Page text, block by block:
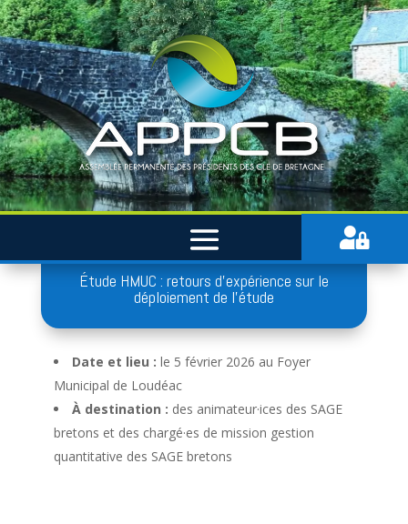

Étude HMUC : retours d’expérience sur le
déploiement de l’étude
Date et lieu : le 5 février 2026 au Foyer
Municipal de Loudéac
À destination : des animateur·ices des SAGE
bretons et des chargé·es de mission gestion
quantitative des SAGE bretons